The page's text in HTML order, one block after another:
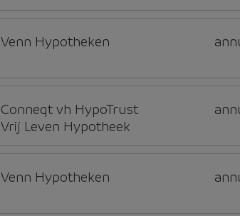
Venn Hypotheken
Conneqt vh HypoTrust
Vrij Leven Hypotheek
Venn Hypotheken